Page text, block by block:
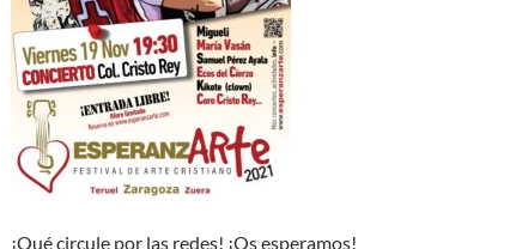
¡Qué circule por las redes! ¡Os esperamos!